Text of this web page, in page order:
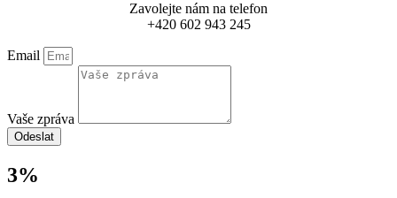
Zavolejte nám na telefon
+420 602 943 245
Email
Vaše zpráva
Odeslat
3%